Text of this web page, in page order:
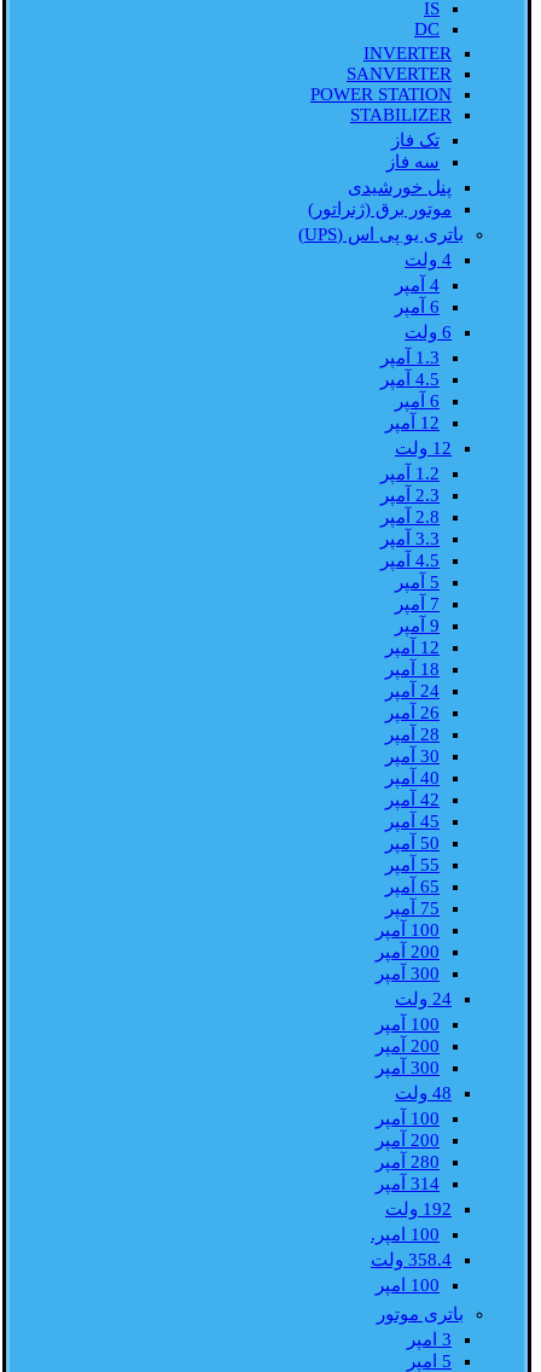
IS
DC
INVERTER
SANVERTER
POWER STATION
STABILIZER
تک فاز
سه فاز
پنل خورشیدی
موتور برق (ژنراتور)
باتری یو پی اس (UPS)
4 ولت
4 آمپر
6 آمپر
6 ولت
1.3 آمپر
4.5 آمپر
6 آمپر
12 آمپر
12 ولت
1.2 آمپر
2.3 آمپر
2.8 آمپر
3.3 آمپر
4.5 آمپر
5 آمپر
7 آمپر
9 آمپر
12 آمپر
18 آمپر
24 آمپر
26 آمپر
28 آمپر
30 آمپر
40 آمپر
42 آمپر
45 آمپر
50 آمپر
55 آمپر
65 آمپر
75 آمپر
100 آمپر
200 آمپر
300 آمپر
24 ولت
100 آمپر
200 آمپر
300 آمپر
48 ولت
100 آمپر
200 آمپر
280 آمپر
314 آمپر
192 ولت
100 امپر.
358.4 ولت
100 امپر
باتری موتور
3 امپر
5 امپر